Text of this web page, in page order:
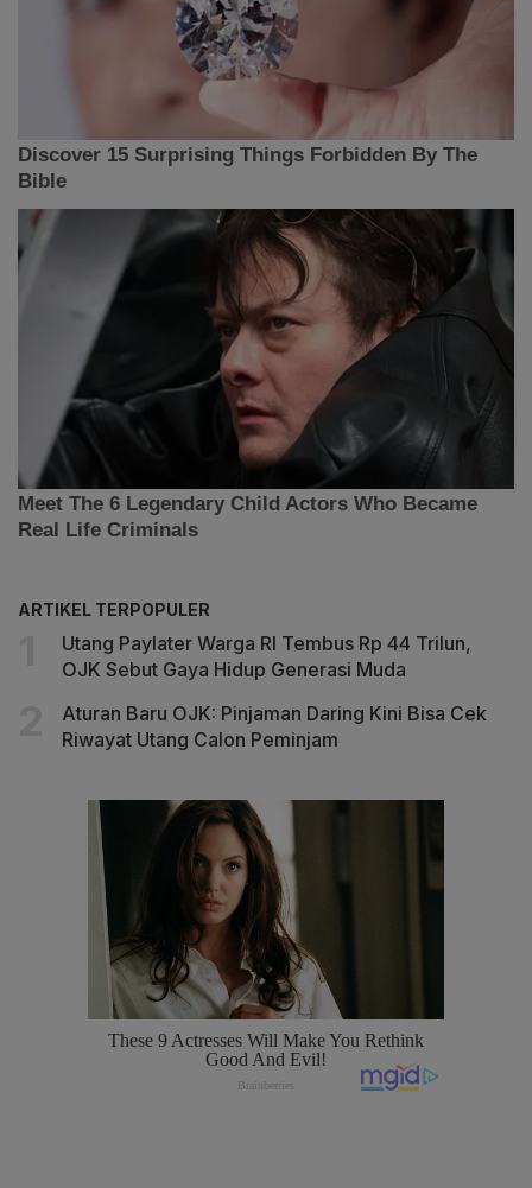
ARTIKEL TERPOPULER
Utang Paylater Warga RI Tembus Rp 44 Trilun,
OJK Sebut Gaya Hidup Generasi Muda
Aturan Baru OJK: Pinjaman Daring Kini Bisa Cek
Riwayat Utang Calon Peminjam